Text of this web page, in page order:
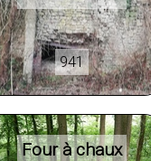
941
Four à chaux